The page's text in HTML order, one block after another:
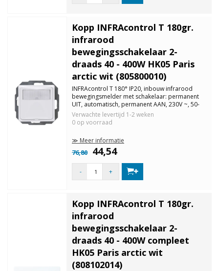
Kopp INFRAcontrol T 180gr.
infrarood
bewegingsschakelaar 2-
draads 40 - 400W HK05 Paris
arctic wit (805800010)
INFRAcontrol T 180° IP20, inbouw infrarood
bewegingsmelder met schakelaar: permanent
UIT, automatisch, permanent AAN, 230V ~, 50-
60Hz, 2-draads apparaat, ohmse belasting 40-
400W, schemerdrempel traploos instelbaar van
4 tot 240 sec. Niet geschikt voor LED
Verwachte levertijd 1-2 weken
0 op voorraad
≫ Meer informatie
76,80 44,54
- +
Kopp INFRAcontrol T 180gr.
infrarood
bewegingsschakelaar 2-
draads 40 - 400W compleet
HK05 Paris arctic wit
(808102014)